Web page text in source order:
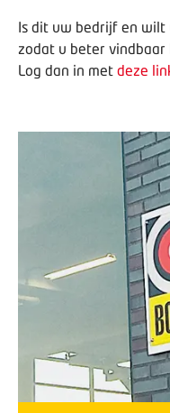
Is dit uw bedrijf en wilt
zodat u beter vindbaar
Log dan in met deze